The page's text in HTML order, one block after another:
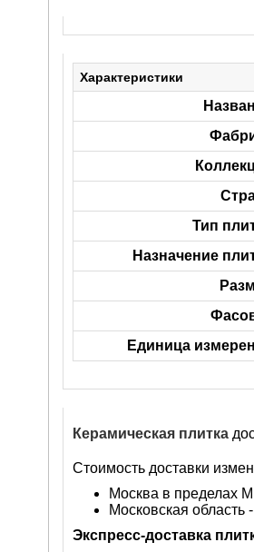
Характеристики
Тип
Назначение
Единица
Керамическая плитка
Стоимость доставки
Москва в пределах
Московская область
Экспресс-доставка